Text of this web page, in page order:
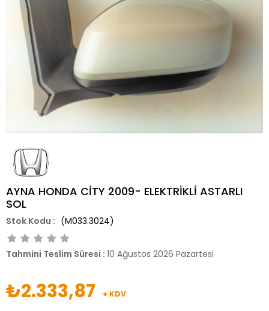
AYNA HONDA CİTY 2009- ELEKTRİKLİ ASTARLI
SOL
(M033.3024)
Tahmini Teslim Süresi : 10 Ağustos 2026 Pazartesi
₺2.333,87 + KDV